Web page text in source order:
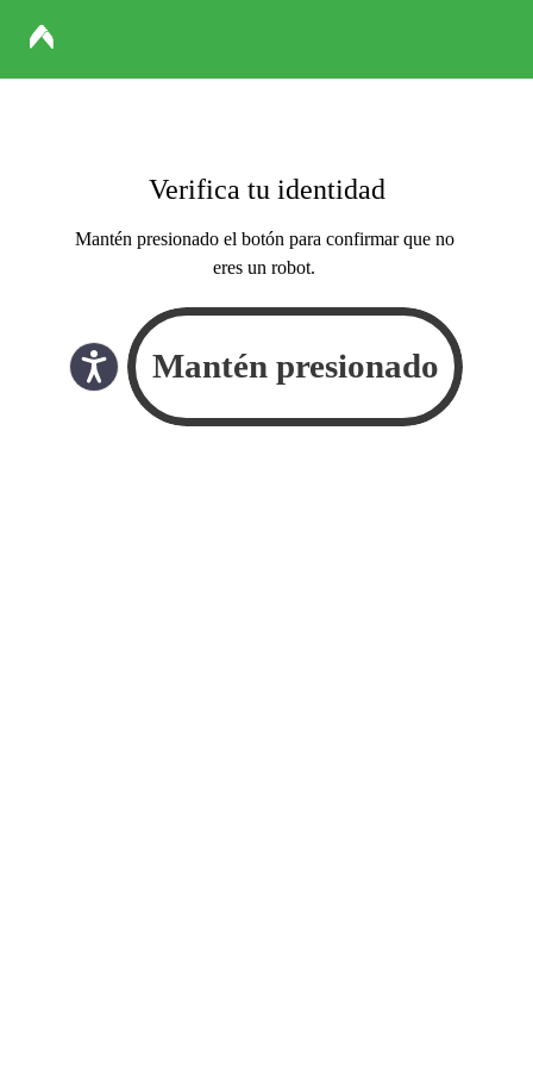
Verifica tu identidad
Mantén presionado el botón para confirmar que no
eres un robot.